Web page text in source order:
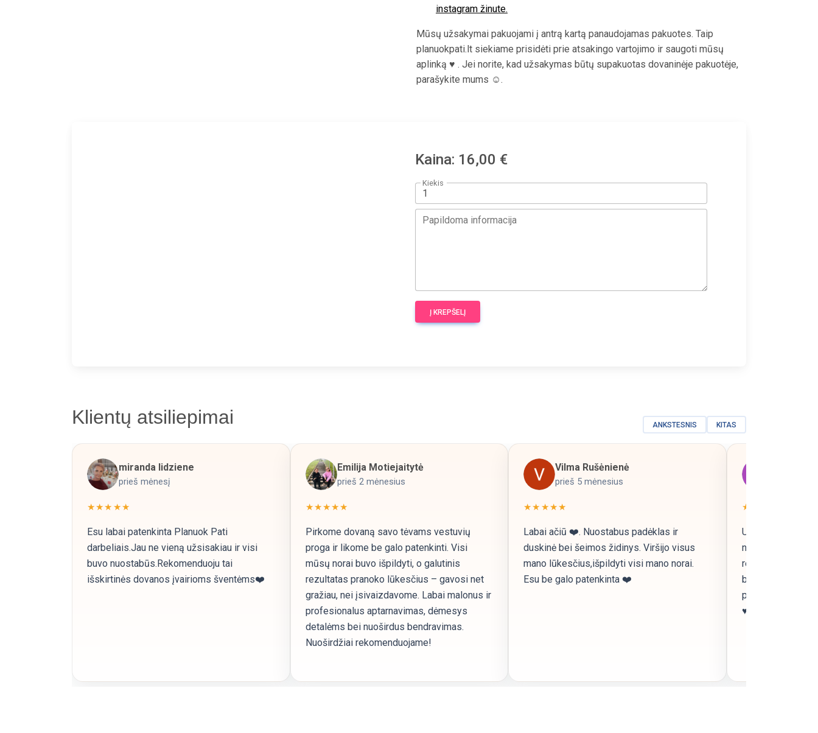
instagram žinute.
Mūsų užsakymai pakuojami į antrą kartą panaudojamas pakuotes. Taip
planuokpati.lt siekiame prisidėti prie atsakingo vartojimo ir saugoti mūsų
aplinką ♥ . Jei norite, kad užsakymas būtų supakuotas dovaninėje pakuotėje,
parašykite mums ☺.
Kaina: 16,00 €
Kiekis
Papildoma informacija
Į KREPŠELĮ
Klientų atsiliepimai ANKSTESNIS KITAS
miranda lidziene
prieš mėnesį
★★★★★
Esu labai patenkinta Planuok Pati
darbeliais.Jau ne vieną užsisakiau ir visi
buvo nuostabūs.Rekomenduoju tai
išskirtinės dovanos įvairioms šventėms❤️
Emilija Motiejaitytė
prieš 2 mėnesius
★★★★★
Pirkome dovaną savo tėvams vestuvių
proga ir likome be galo patenkinti. Visi
mūsų norai buvo išpildyti, o galutinis
rezultatas pranoko lūkesčius – gavosi net
gražiau, nei įsivaizdavome. Labai malonus ir
profesionalus aptarnavimas, dėmesys
detalėms bei nuoširdus bendravimas.
Nuoširdžiai rekomenduojame!
Vilma Rušėnienė
prieš 5 mėnesius
★★★★★
Labai ačiū ❤️. Nuostabus padėklas ir
duskinė bei šeimos židinys. Viršijo visus
mano lūkesčius,išpildyti visi mano norai.
Esu be galo patenkinta ❤️
★★★★★
Užsisakiau
neatsidžiaugiu
rekomenduoju,
bendravimas,
pristatymas.
♥️